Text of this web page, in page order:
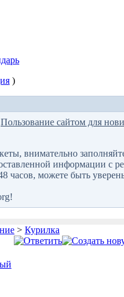
)
Пользование сайтом для
внимательно
информации с
часов, можете быть
> Курилка